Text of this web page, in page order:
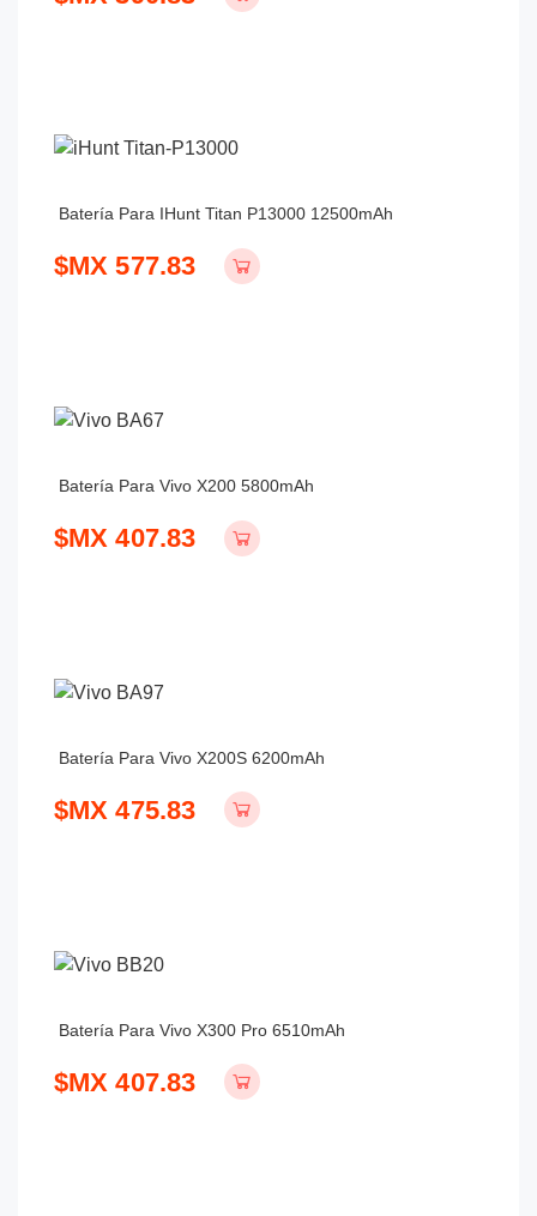
Batería Para IHunt Titan P13000 12500mAh
$MX 577.83
Batería Para Vivo X200 5800mAh
$MX 407.83
Batería Para Vivo X200S 6200mAh
$MX 475.83
Batería Para Vivo X300 Pro 6510mAh
$MX 407.83